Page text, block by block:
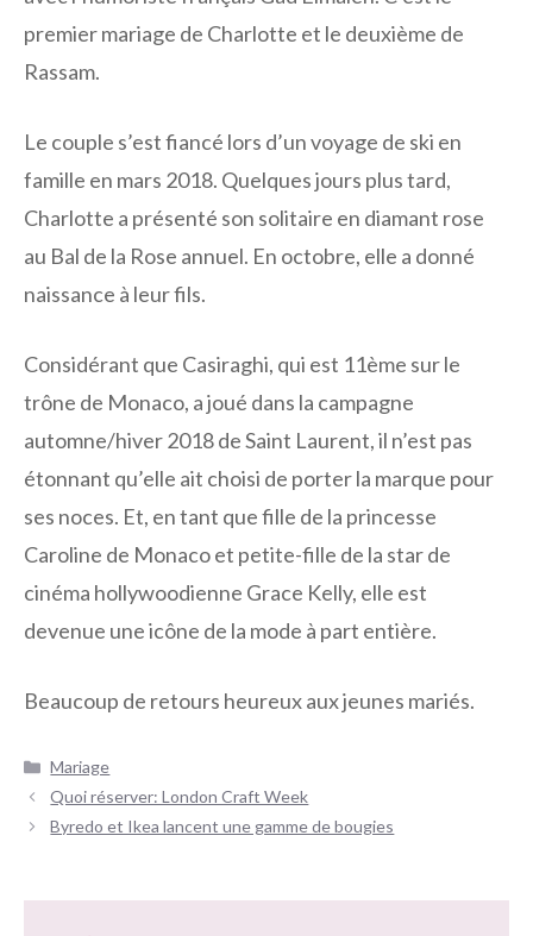
premier mariage de Charlotte et le deuxième de
Rassam.
Le couple s’est fiancé lors d’un voyage de ski en
famille en mars 2018. Quelques jours plus tard,
Charlotte a présenté son solitaire en diamant rose
au Bal de la Rose annuel. En octobre, elle a donné
naissance à leur fils.
Considérant que Casiraghi, qui est 11ème sur le
trône de Monaco, a joué dans la campagne
automne/hiver 2018 de Saint Laurent, il n’est pas
étonnant qu’elle ait choisi de porter la marque pour
ses noces. Et, en tant que fille de la princesse
Caroline de Monaco et petite-fille de la star de
cinéma hollywoodienne Grace Kelly, elle est
devenue une icône de la mode à part entière.
Beaucoup de retours heureux aux jeunes mariés.
Catégories
Mariage
Navigation
des
Quoi réserver: London Craft Week
Byredo et Ikea lancent une gamme de bougies